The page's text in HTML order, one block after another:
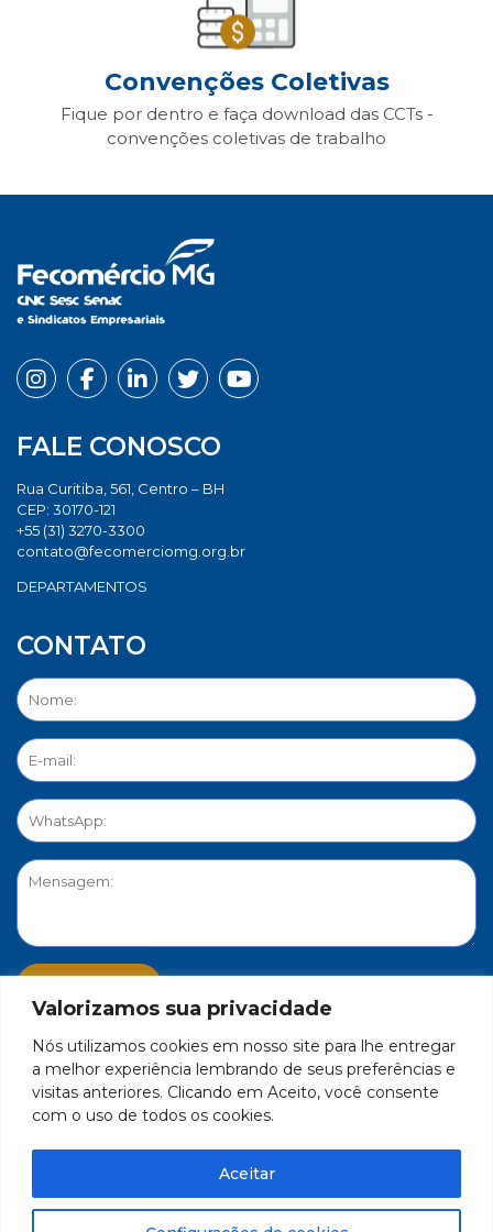
Valorizamos sua privacidade
Nós utilizamos cookies em nosso site para lhe entregar
a melhor experiência lembrando de seus preferências e
visitas anteriores. Clicando em Aceito, você consente
com o uso de todos os cookies.
Aceitar
Convenções Coletivas
Fique por dentro e faça download das CCTs -
convenções coletivas de trabalho
FALE CONOSCO
Rua Curitiba, 561, Centro – BH
CEP: 30170-121
+55 (31) 3270-3300
contato@fecomerciomg.org.br
DEPARTAMENTOS
CONTATO
PORTAL DE PRIVACIDADE
17.271.982/0001-59